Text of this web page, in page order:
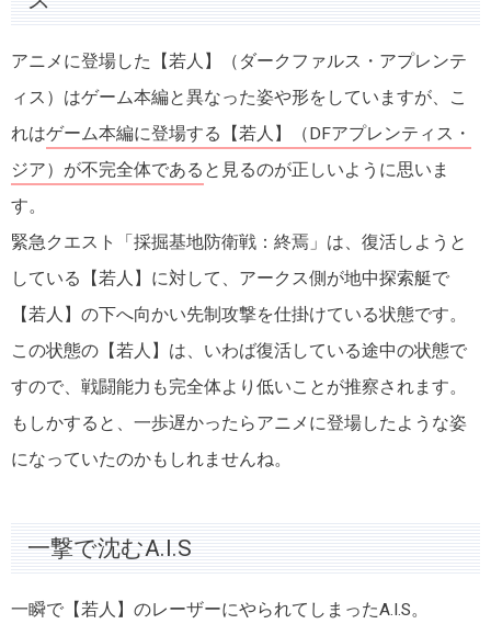
アニメに登場した【若人】（ダークファルス・アプレンテ
ィス）はゲーム本編と異なった姿や形をしていますが、こ
れはゲーム本編に登場する【若人】（DFアプレンティス・
ジア）が不完全体である と見るのが正しいように思いま
す。
緊急クエスト「採掘基地防衛戦：終焉」は、復活しようと
している【若人】に対して、アークス側が地中探索艇で
【若人】の下へ向かい先制攻撃を仕掛けている状態です。
この状態の【若人】は、いわば復活している途中の状態で
すので、戦闘能力も完全体より低いことが推察されます。
もしかすると、一歩遅かったらアニメに登場したような姿
になっていたのかもしれませんね。
一撃で沈むA.I.S
一瞬で【若人】のレーザーにやられてしまったA.I.S。